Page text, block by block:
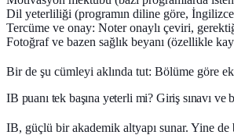
Dil yeterliliği (programın diline göre,
Tercüme ve onay: Noter onaylı çeviri,
Fotoğrafve bazen sağlık beyanı (özellikle
Bir de şu cümleyi aklında tut: Bölüme göre
IB puanı tek başına yeterli mi? Giriş sınavı ve
IB, güçlü bir akademik altyapı sunar. Yine de